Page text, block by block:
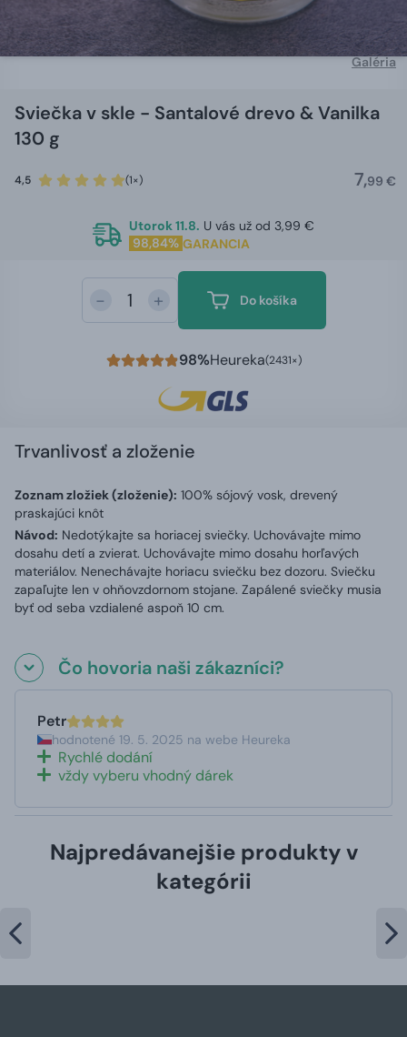
Galéria
Sviečka v skle - Santalové drevo & Vanilka
130 g
4,5 (1×) 7,99 €
Utorok 11.8. U vás už od 3,99 €
98,84% GARANCIA
- + Do košíka
98%Heureka(2431×)
Trvanlivosť a zloženie
Zoznam zložiek (zloženie): 100% sójový vosk, drevený
praskajúci knôt
Návod: Nedotýkajte sa horiacej sviečky. Uchovávajte mimo
dosahu detí a zvierat. Uchovávajte mimo dosahu horľavých
materiálov. Nenechávajte horiacu sviečku bez dozoru. Sviečku
zapaľujte len v ohňovzdornom stojane. Zapálené sviečky musia
byť od seba vzdialené aspoň 10 cm.
Čo hovoria naši zákazníci?
Petr
hodnotené 19. 5. 2025 na webe Heureka
Rychlé dodání
vždy vyberu vhodný dárek
Najpredávanejšie produkty v
kategórii